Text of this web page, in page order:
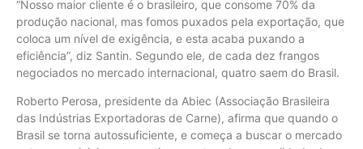
“Nosso maior cliente é o brasileiro, que consome 70% da
produção nacional, mas fomos puxados pela exportação, que
coloca um nível de exigência, e esta acaba puxando a
eficiência”, diz Santin. Segundo ele, de cada dez frangos
negociados no mercado internacional, quatro saem do Brasil.
Roberto Perosa, presidente da Abiec (Associação Brasileira
das Indústrias Exportadoras de Carne), afirma que quando o
Brasil se torna autossuficiente, e começa a buscar o mercado